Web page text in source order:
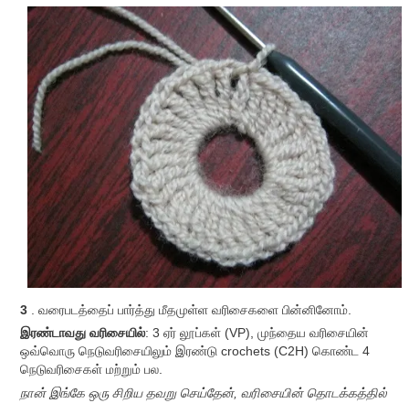
3
. வரைபடத்தைப் பார்த்து மீதமுள்ள வரிசைகளை பின்னினோம்.
இரண்டாவது வரிசையில்: 3 ஏர் லூப்கள் (VP), முந்தைய வரிசையின்
ஒவ்வொரு நெடுவரிசையிலும் இரண்டு crochets (С2Н) கொண்ட 4
நெடுவரிசைகள் மற்றும் பல.
நான் இங்கே ஒரு சிறிய தவறு செய்தேன், வரிசையின் தொடக்கத்தில்